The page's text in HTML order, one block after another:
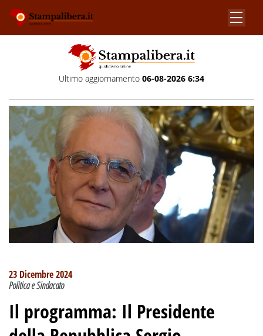
Ultimo aggiornamento 06-08-2026 6:34
23 Dicembre 2024
Politica e Sindacato
Il programma: Il Presidente